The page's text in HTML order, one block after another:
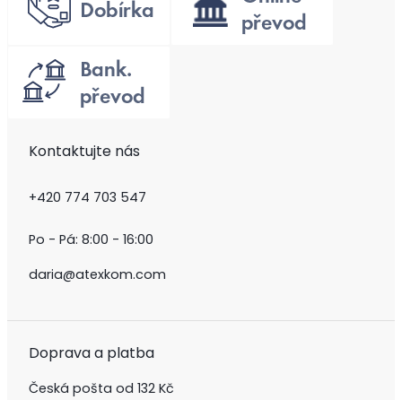
Kontaktujte nás
+420 774 703 547
Po - Pá: 8:00 - 16:00
daria@atexkom.com
Doprava a platba
Česká pošta od 132 Kč